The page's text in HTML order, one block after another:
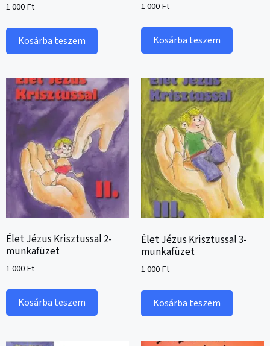
1 000Ft
Kosárba teszem
1 000Ft
Kosárba teszem
Élet Jézus Krisztussal 2-
munkafüzet
1 000Ft
Kosárba teszem
Élet Jézus Krisztussal 3-
munkafüzet
1 000Ft
Kosárba teszem